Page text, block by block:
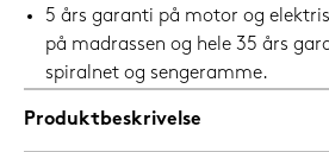
5 års garanti på motor og
på madrassen og hele 35 års
spiralnet og sengeramme.
Produktbeskrivelse